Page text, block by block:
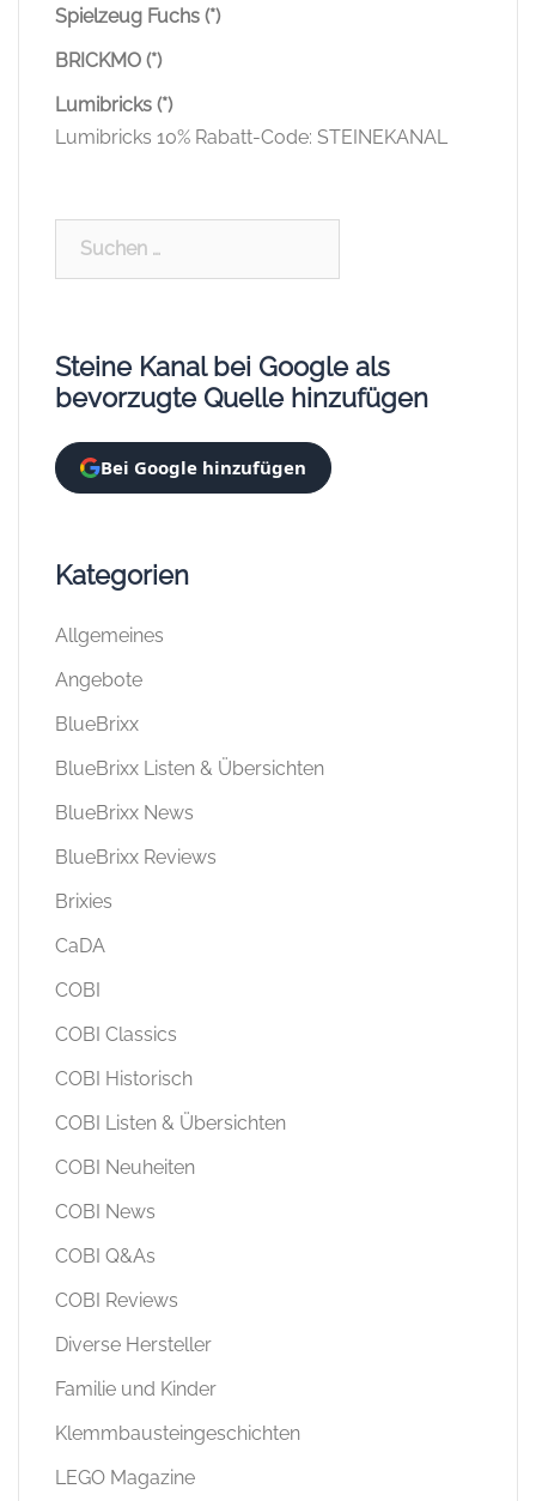
Spielzeug Fuchs (*)
BRICKMO (*)
Lumibricks (*)
Lumibricks 10% Rabatt-Code: STEINEKANAL
Suchen
Steine Kanal bei Google als
bevorzugte Quelle hinzufügen
Bei Google hinzufügen
Kategorien
Allgemeines
Angebote
BlueBrixx
BlueBrixx Listen & Übersichten
BlueBrixx News
BlueBrixx Reviews
Brixies
CaDA
COBI
COBI Classics
COBI Historisch
COBI Listen & Übersichten
COBI Neuheiten
COBI News
COBI Q&As
COBI Reviews
Diverse Hersteller
Familie und Kinder
Klemmbausteingeschichten
LEGO Magazine